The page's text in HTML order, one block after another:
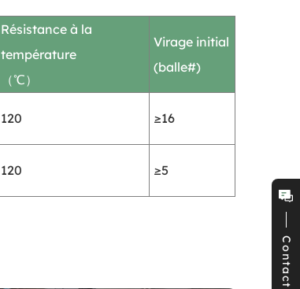
Résistance à la
température
（℃）
Virage initial
(balle#)
120
≥16
120
≥5
Contact